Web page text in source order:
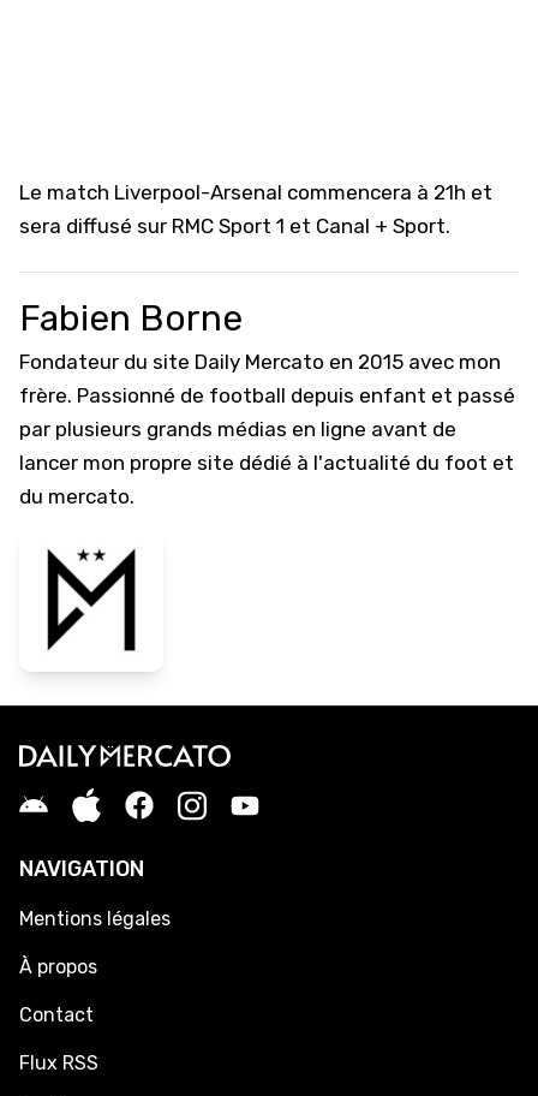
Le match Liverpool-Arsenal commencera à 21h et
sera diffusé sur RMC Sport 1 et Canal + Sport.
Fabien Borne
Fondateur du site Daily Mercato en 2015 avec mon
frère. Passionné de football depuis enfant et passé
par plusieurs grands médias en ligne avant de
lancer mon propre site dédié à l'actualité du foot et
du mercato.
NAVIGATION
Mentions légales
À propos
Contact
Flux RSS